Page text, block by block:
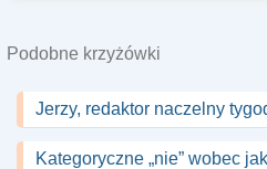
Podobne krzyżówki
Jerzy, redaktor naczelny
Kategoryczne „nie” wobec